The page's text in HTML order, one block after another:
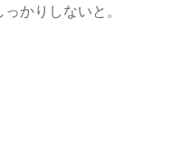
かりしないと。